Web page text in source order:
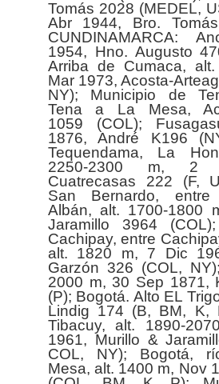
Tomás 2028 (MEDEL,
Abr 1944, Bro.
CUNDINAMARCA:
1954, Hno. Augusto
Arriba de Cumaca,
Mar 1973, Acosta-
NY); Municipio de
Tena a La Mesa,
1059 (COL);
1876, André K196
Tequendama, La
2250-2300 m, 2
Cuatrecasas 222 (F,
San Bernardo,
Albán, alt. 1700-1800
Jaramillo 3964
Cachipay, entre
alt. 1820 m, 7 Dic
Garzón 326 (COL,
2000 m, 30 Sep 1871,
(P); Bogotá. Alto EL
Lindig 174 (B, BM, K,
Tibacuy, alt. 1890-
1961, Murillo &
COL, NY); Bogotá,
Mesa, alt. 1400 m, Nov